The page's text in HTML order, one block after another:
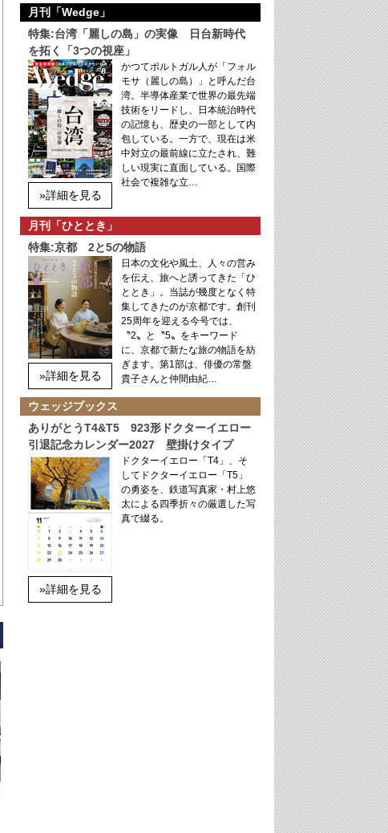
月刊「Wedge」
特集:台湾「麗しの島」の実像 日台新時代
を拓く「3つの視座」
»詳細を見る
かつてポルトガル人が「フォル
モサ（麗しの島）」と呼んだ台
湾。半導体産業で世界の最先端
技術をリードし、日本統治時代
の記憶も、歴史の一部として内
包している。一方で、現在は米
中対立の最前線に立たされ、難
しい現実に直面している。国際
社会で複雑な立…
月刊「ひととき」
特集:京都 2と5の物語
»詳細を見る
日本の文化や風土、人々の営み
を伝え、旅へと誘ってきた「ひ
ととき」。当誌が幾度となく特
集してきたのが京都です。創刊
25周年を迎える今号では、
〝2〟と〝5〟をキーワード
に、京都で新たな旅の物語を紡
ぎます。第1部は、俳優の常盤
貴子さんと仲間由紀…
ウェッジブックス
ありがとうT4&T5 923形ドクターイエロー
引退記念カレンダー2027 壁掛けタイプ
»詳細を見る
ドクターイエロー「T4」、そ
してドクターイエロー「T5」
の勇姿を、鉄道写真家・村上悠
太による四季折々の厳選した写
真で綴る。